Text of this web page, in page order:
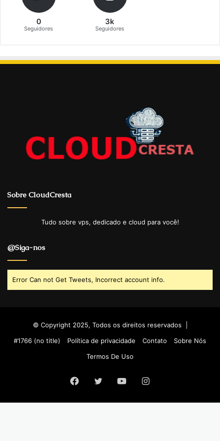
0
Seguidores
3k
Seguidores
Sobre CloudCresta
Tudo sobre vps, dedicado e cloud para você!
@Siga-nos
Error Can not Get Tweets, Incorrect account info.
© Copyright 2025, Todos os direitos reservados |
#1766 (no title)
Política de privacidade Contato
Sobre Nós
Termos De Uso
Facebook
Twitter YouTubeInstagram